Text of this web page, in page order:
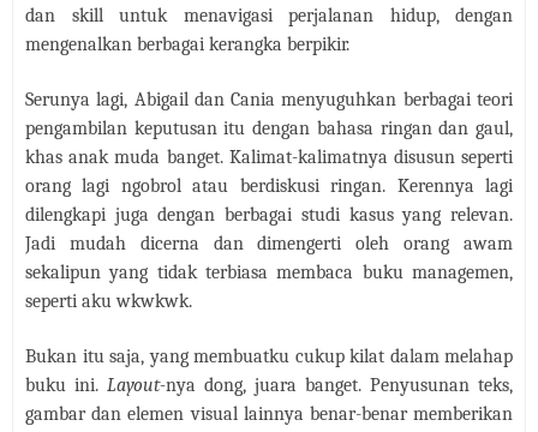
dan skill untuk menavigasi perjalanan hidup, dengan
mengenalkan berbagai kerangka berpikir.
Serunya lagi, Abigail dan Cania menyuguhkan berbagai teori
pengambilan keputusan itu dengan bahasa ringan dan gaul,
khas anak muda banget. Kalimat-kalimatnya disusun seperti
orang lagi ngobrol atau berdiskusi ringan. Kerennya lagi
dilengkapi juga dengan berbagai studi kasus yang relevan.
Jadi mudah dicerna dan dimengerti oleh orang awam
sekalipun yang tidak terbiasa membaca buku managemen,
seperti aku wkwkwk.
Bukan itu saja, yang membuatku cukup kilat dalam melahap
buku ini. Layout-nya dong, juara banget. Penyusunan teks,
gambar dan elemen visual lainnya benar-benar memberikan